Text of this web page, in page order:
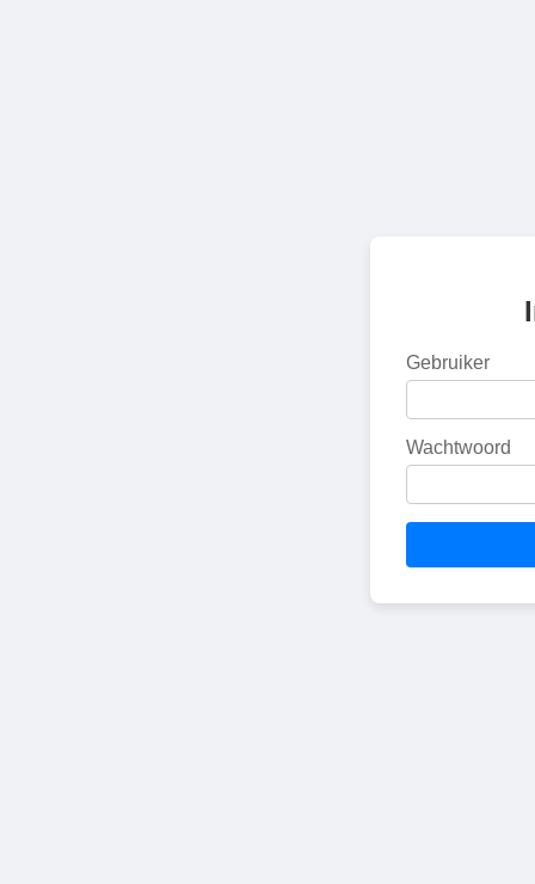
Gebruiker
Wachtwoord